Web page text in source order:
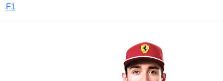
F1